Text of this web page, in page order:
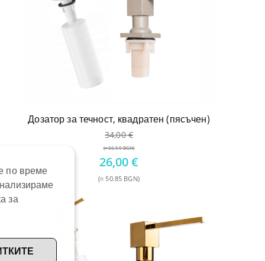
Дозатор за течност, квадратен (пясъчен)
34,00€
(≈ 66.50 BGN)
Original
price
was:
26,00€
(≈ 50.85 BGN)
26,00 €.
по време
за